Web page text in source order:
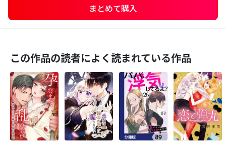
まとめて購入
この作品の読者によく読まれている作品